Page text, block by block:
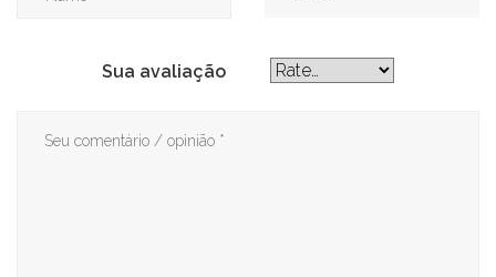
Sua avaliação